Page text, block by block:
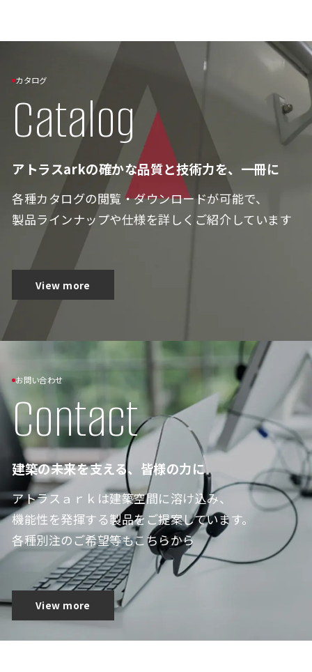
カタログ
Catalog
アトラスarkの確かな品質と技術力を、一冊に
各種カタログの閲覧・ダウンロードが可能で、
製品ラインナップや仕様を詳しくご紹介しています
View more
お問い合わせ
Contact
建築の未来を支える、皆様の力に
アトラスａｒｋは建築空間に溶け込み、
機能性を発揮する製品をご提案しています。
各種別注のご希望等もこちらから
View more